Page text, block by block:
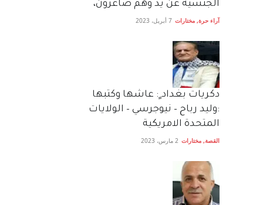
الجنسية عن يد وهم صاغرون،
آراء حرة, مختارات 7 أبريل، 2023
دكريات بغداد ٍ: عاشها وكتبها
:وليد رباح – نيوجرسي – الولايات
المتحدة الامريكية
القصة, مختارات 2 مارس، 2023